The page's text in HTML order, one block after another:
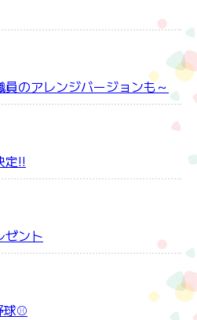
のアレンジバージョンも～
定!!
ゼント
⚾